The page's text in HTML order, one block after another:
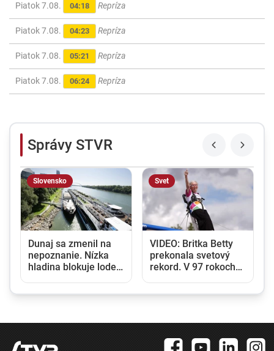
Piatok 7.08. 04:18 Repríza
Piatok 7.08. 04:23 Repríza
Piatok 7.08. 05:21 Repríza
Piatok 7.08. 06:24 Repríza
Správy STVR
Slovensko
Dunaj sa zmenil na
nepoznanie. Nízka
hladina blokuje lode a
Svet
VIDEO: Britka Betty
prekonala svetový
rekord. V 97 rokoch